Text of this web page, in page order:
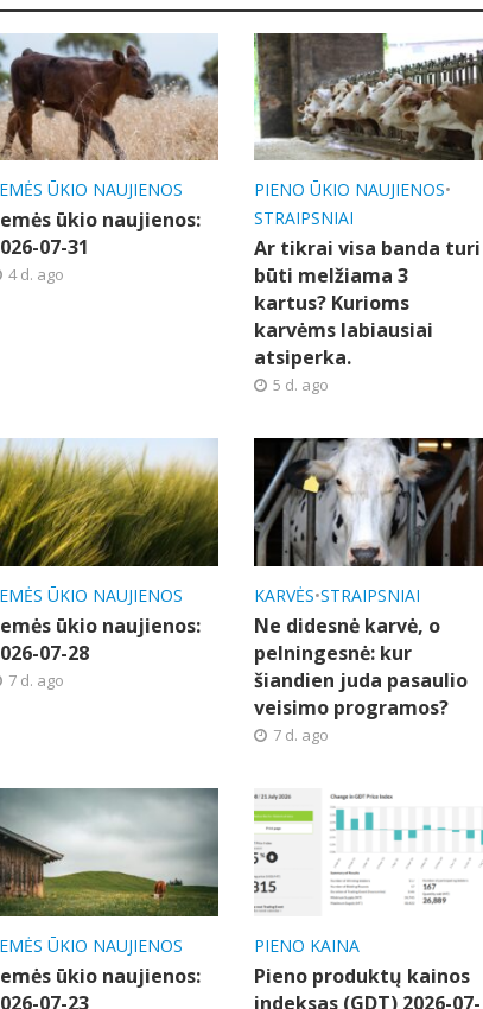
ŪKIO NAUJIENOS
ūkio naujienos:
07-31
4 d. ago
PIENO ŪKIO NAUJIENOS•
STRAIPSNIAI
Ar tikrai visa banda turi
būti melžiama 3
kartus? Kurioms
karvėms labiausiai
atsiperka.
5 d. ago
ŪKIO NAUJIENOS
ūkio naujienos:
07-28
7 d. ago
KARVĖS•STRAIPSNIAI
Ne didesnė karvė, o
pelningesnė: kur
šiandien juda pasaulio
veisimo programos?
7 d. ago
ŪKIO NAUJIENOS
ūkio naujienos:
07-23
PIENO KAINA
Pieno produktų kainos
indeksas (GDT) 2026-07-